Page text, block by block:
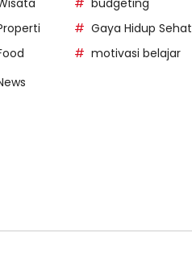
Gaya Hidup Sehat
motivasi belajar